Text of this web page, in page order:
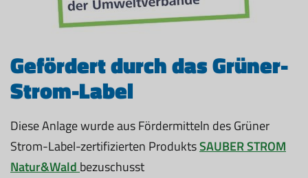
Gefördert durch das Grüner-
Strom-Label
Diese Anlage wurde aus Fördermitteln des Grüner
Strom-Label-zertifizierten ProduktsSAUBER STROM
Natur&Wald bezuschusst